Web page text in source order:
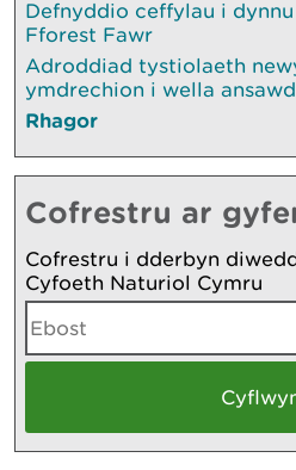
Defnyddio ceffylau i
Fforest Fawr
Adroddiad tystiolaeth
ymdrechion i wella
Rhagor
Cofrestru ar
Cofrestru i dderbyn
Cyfoeth Naturiol Cymru